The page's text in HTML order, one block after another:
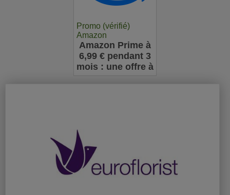
Promo (vérifié)
Amazon
Amazon Prime à
6,99 € pendant 3
mois : une offre à